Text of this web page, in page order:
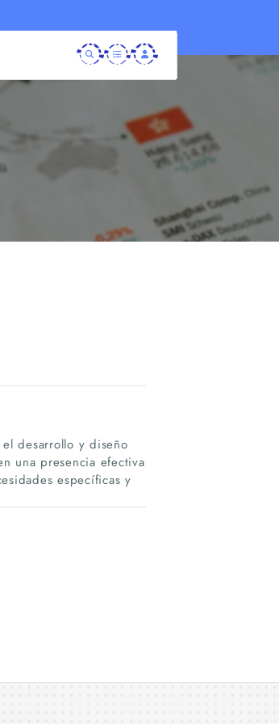
desarrollo y diseño
una presencia efectiva
específicas y